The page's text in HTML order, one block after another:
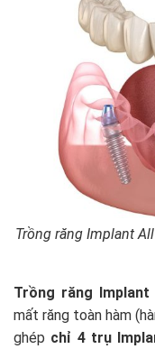
Trồng răng Implant
Trồng răng Implant
mất răng toàn hàm
ghép chỉ 4 trụ